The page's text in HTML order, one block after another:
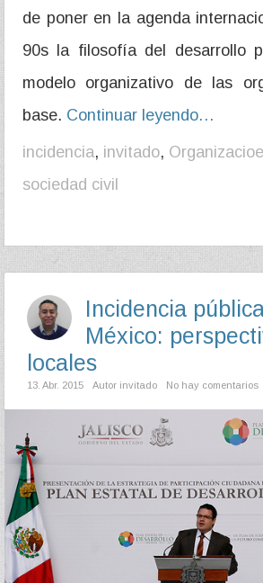
de poner en la agenda
90s la filosofía del desarrollo
modelo organizativo de las
base. Continuar leyendo…
incidencia, invitado,
sociedad civil
Incidencia
México:
locales
13. Abr. 2015 Autor invitado No hay comentarios